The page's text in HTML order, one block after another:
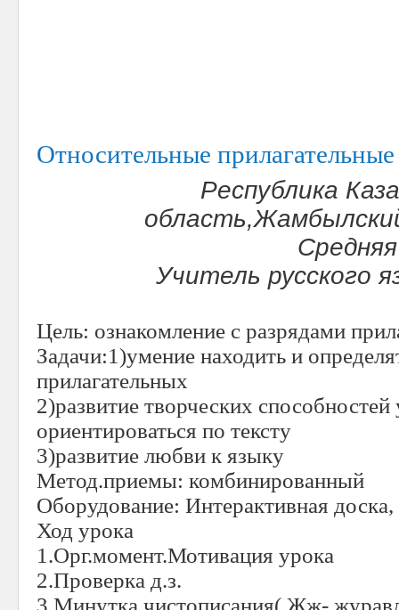
Относительные прилагательные
Республика
Учитель русского
Цель: ознакомление с разрядами
Задачи:1)умение находить и
прилагательных
2)развитие творческих
ориентироваться по тексту
3)развитие любви к языку
Метод.приемы: комбинированный
Оборудование: Интерактивная доска,
Ход урока
1.Орг.момент.Мотивация урока
2.Проверка д.з.
3.Минутка чистописания( Жж-